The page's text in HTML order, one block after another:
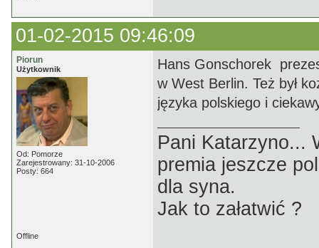
01-02-2015 09:46:09
Piorun
Użytkownik
Od: Pomorze
Zarejestrowany: 31-10-2006
Posty: 664
Hans Gonschorek
w West Berlin. Też był
języka polskiego i
Pani Katarzyno...
premia jeszcze
dla syna.
Jak to załatwić ?
Offline